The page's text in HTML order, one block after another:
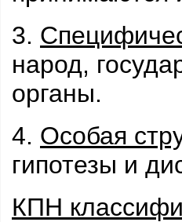
3.
народ,
органы.
4. Особая
гипотезы и
КПН